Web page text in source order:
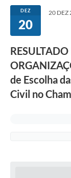
Processo Seletivo/
Taxas de
Online
Plano Diretor
Planejamento e
LDO
Licitações
DEZ
20
20 DEZ
de Escolha
Civil no